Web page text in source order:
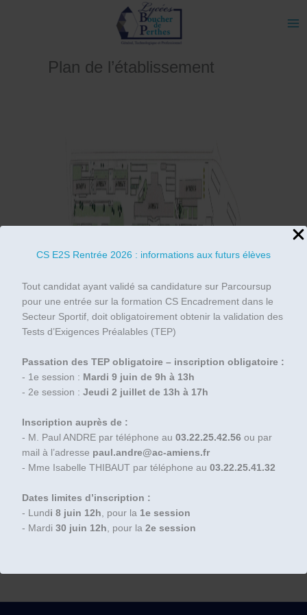
CS E2S Rentrée 2026 : informations aux futurs élèves
Tout candidat ayant validé sa candidature sur Parcoursup
pour une entrée sur la formation CS Encadrement dans le
Secteur Sportif, doit obligatoirement obtenir la validation des
Tests d’Exigences Préalables (TEP)
Passation des TEP obligatoire – inscription obligatoire :
- 1e session : Mardi 9 juin de 9h à 13h
- 2e session : Jeudi 2 juillet de 13h à 17h
Inscription auprès de :
- M. Paul ANDRE par téléphone au 03.22.25.42.56 ou par
mail à l’adresse paul.andre@ac-amiens.fr
- Mme Isabelle THIBAUT par téléphone au 03.22.25.41.32
Dates limites d’inscription :
- Lundi 8 juin 12h , pour la 1e session
- Mardi 30 juin 12h , pour la 2e session
Plan de l’établissement